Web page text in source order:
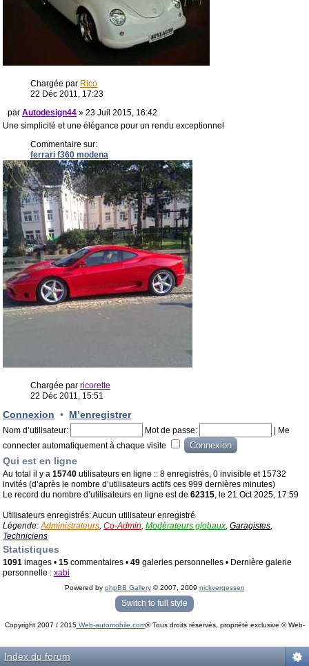
Chargée par Rico
22 Déc 2011, 17:23
par Autodesign44 » 23 Juil 2015, 16:42
Une simplicité et une élégance pour un rendu exceptionnel
Commentaire sur:
ferrari f360 modena
Chargée par ricorette
22 Déc 2011, 15:51
Connexion • M’enregistrer
Nom d’utilisateur: Mot de passe:
Me
connecter automatiquement à chaque visite
Qui est en ligne
Au total il y a 15740 utilisateurs en ligne :: 8 enregistrés, 0 invisible et 15732
invités (d’après le nombre d’utilisateurs actifs ces 999 dernières minutes)
Le record du nombre d’utilisateurs en ligne est de 62315, le 21 Oct 2025, 17:59
Utilisateurs enregistrés: Aucun utilisateur enregistré
Légende:Administrateurs, Co-Admin, Modérateurs globaux, Garagistes,
Techniciens
Statistiques
1091 images • 15 commentaires • 49 galeries personnelles • Dernière galerie
personnelle : xabi
Powered by phpBB Gallery© 2007, 2009 nickvergessen
« phpBB Gallery » - Traduction française par
darky
Switch to full style
Copyright 2007 / 2015Web-automobile.com® Tous droits réservés, propriété exclusive © Web-
Index du forum